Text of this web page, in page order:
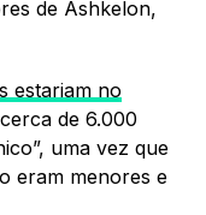
de Ashkelon,
estariam no
de 6.000
uma vez que
eram menores e